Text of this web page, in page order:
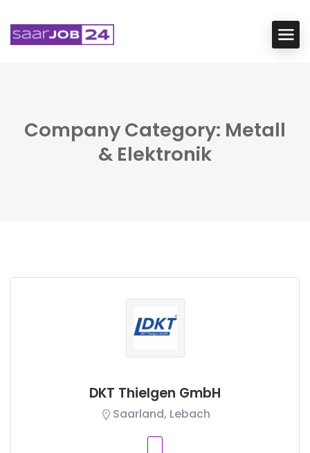
Company Category: Metall
& Elektronik
DKT Thielgen GmbH
Saarland, Lebach